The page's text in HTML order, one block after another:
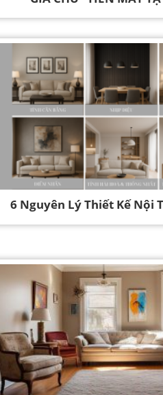
6 Nguyên Lý Thiết Kế Nội